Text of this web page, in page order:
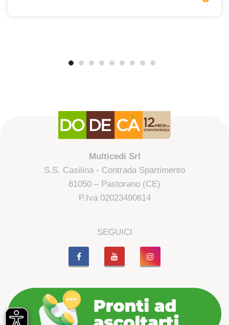
Multicedi Srl
S.S. Casilina - Contrada Spartimento
81050 – Pastorano (CE)
P.Iva 02023490614
SEGUICI